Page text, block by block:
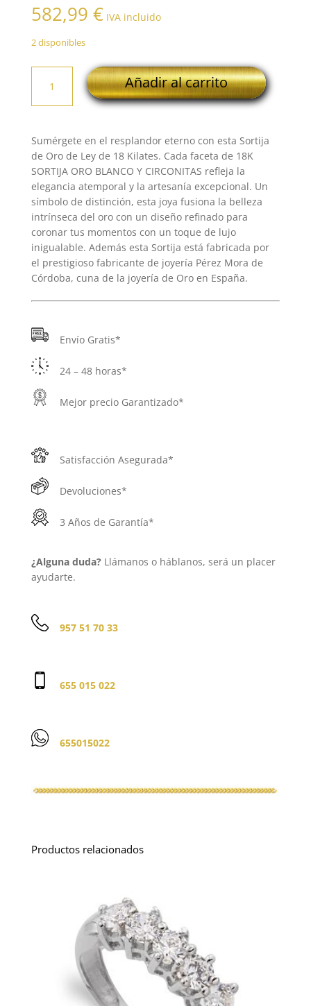
582,99 € IVA incluido
2 disponibles
SORTIJA
ORO
CIRCONITAS
Añadir al carrito
Sumérgete en el resplandor eterno con esta Sortija
de Oro de Ley de 18 Kilates. Cada faceta de 18K
SORTIJA ORO BLANCO Y CIRCONITAS refleja la
elegancia atemporal y la artesanía excepcional. Un
símbolo de distinción, esta joya fusiona la belleza
intrínseca del oro con un diseño refinado para
coronar tus momentos con un toque de lujo
inigualable. Además esta Sortija está fabricada por
el prestigioso fabricante de joyería Pérez Mora de
Córdoba, cuna de la joyería de Oro en España.
Envío Gratis*
24 – 48 horas*
Mejor precio Garantizado*
Satisfacción Asegurada*
Devoluciones*
3 Años de Garantía*
¿Alguna duda?Llámanos o háblanos, será un placer
ayudarte.
957 51 70 33
655 015 022
655015022
Productos relacionados